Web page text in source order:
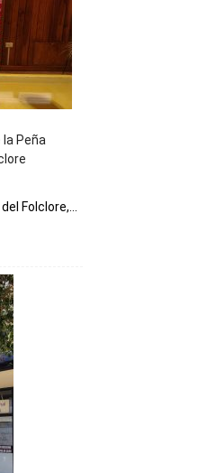
Peña
Folclore,...